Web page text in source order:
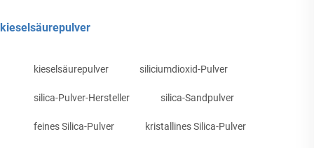
kieselsäurepulver
kieselsäurepulver siliciumdioxid-Pulver
silica-Pulver-Hersteller silica-Sandpulver
feines Silica-Pulver kristallines Silica-Pulver